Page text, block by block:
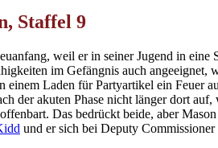
Staffel 9
weil er in seiner Jugend in
im Gefängnis auch
Laden für Partyartikel ein Feuer
der akuten Phase nicht länger dort
Das bedrückt beide, aber
und er sich bei Deputy Commissioner